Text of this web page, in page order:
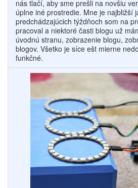
nás tlačí, aby sme prešli na novšiu
úplne iné prostredie. Mne je najbližší
predchádzajúcich týždňoch som na
pracoval a niektoré časti blogu už
úvodnú stranu, zobrazenie blogu,
blogov. Všetko je síce ešt mierne
funkčné.